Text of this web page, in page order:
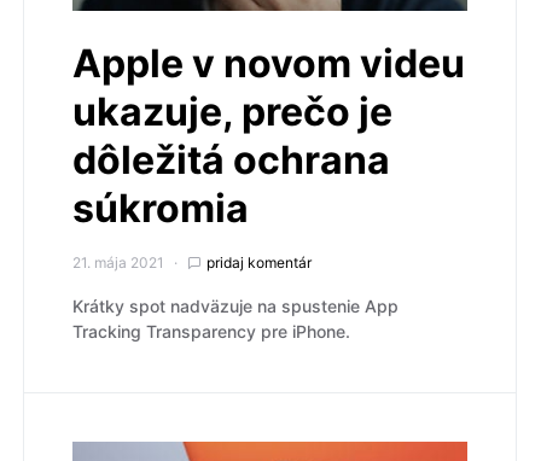
Apple v novom videu
ukazuje, prečo je
dôležitá ochrana
súkromia
21. mája 2021 pridaj komentár
Krátky spot nadväzuje na spustenie App
Tracking Transparency pre iPhone.